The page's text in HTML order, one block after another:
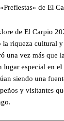
de El
de El Carpio
riqueza cultural
una vez más que
especial en el
siendo una
y visitantes